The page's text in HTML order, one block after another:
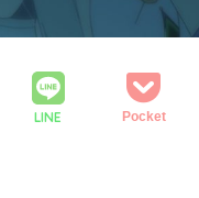
LINE Pocket